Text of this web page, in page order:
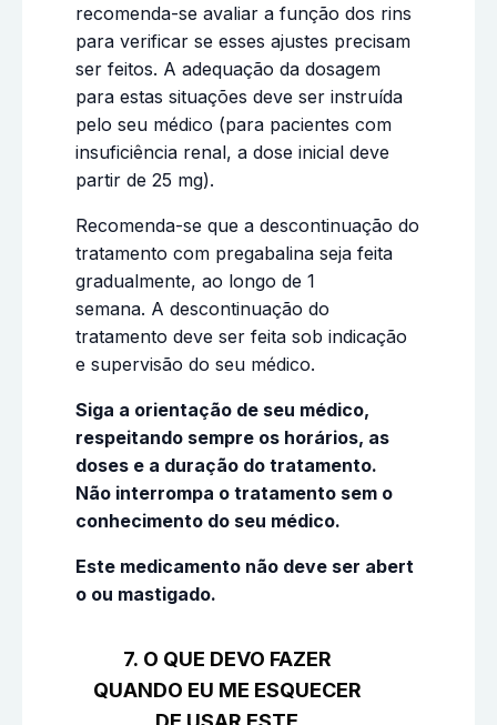
recomenda-se avaliar a função dos rins
para verificar se esses ajustes precisam
ser feitos. A adequação da dosagem
para estas situações deve ser instruída
pelo seu médico (para pacientes com
insuficiência renal, a dose inicial deve
partir de 25 mg).
Recomenda-se que a descontinuação do
tratamento com pregabalina seja feita
gradualmente, ao longo de 1
semana. A descontinuação do
tratamento deve ser feita sob indicação
e supervisão do seu médico.
Siga a orientação de seu médico,
respeitando sempre os horários, as
doses e a duração do tratamento.
Não interrompa o tratamento sem o
conhecimento do seu médico.
Este medicamento não deve ser abert
o ou mastigado.
7. O QUE DEVO FAZER
QUANDO EU ME ESQUECER